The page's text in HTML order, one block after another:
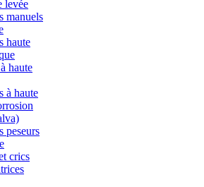
levée
manuels
haute
haute
à haute
peseurs
crics